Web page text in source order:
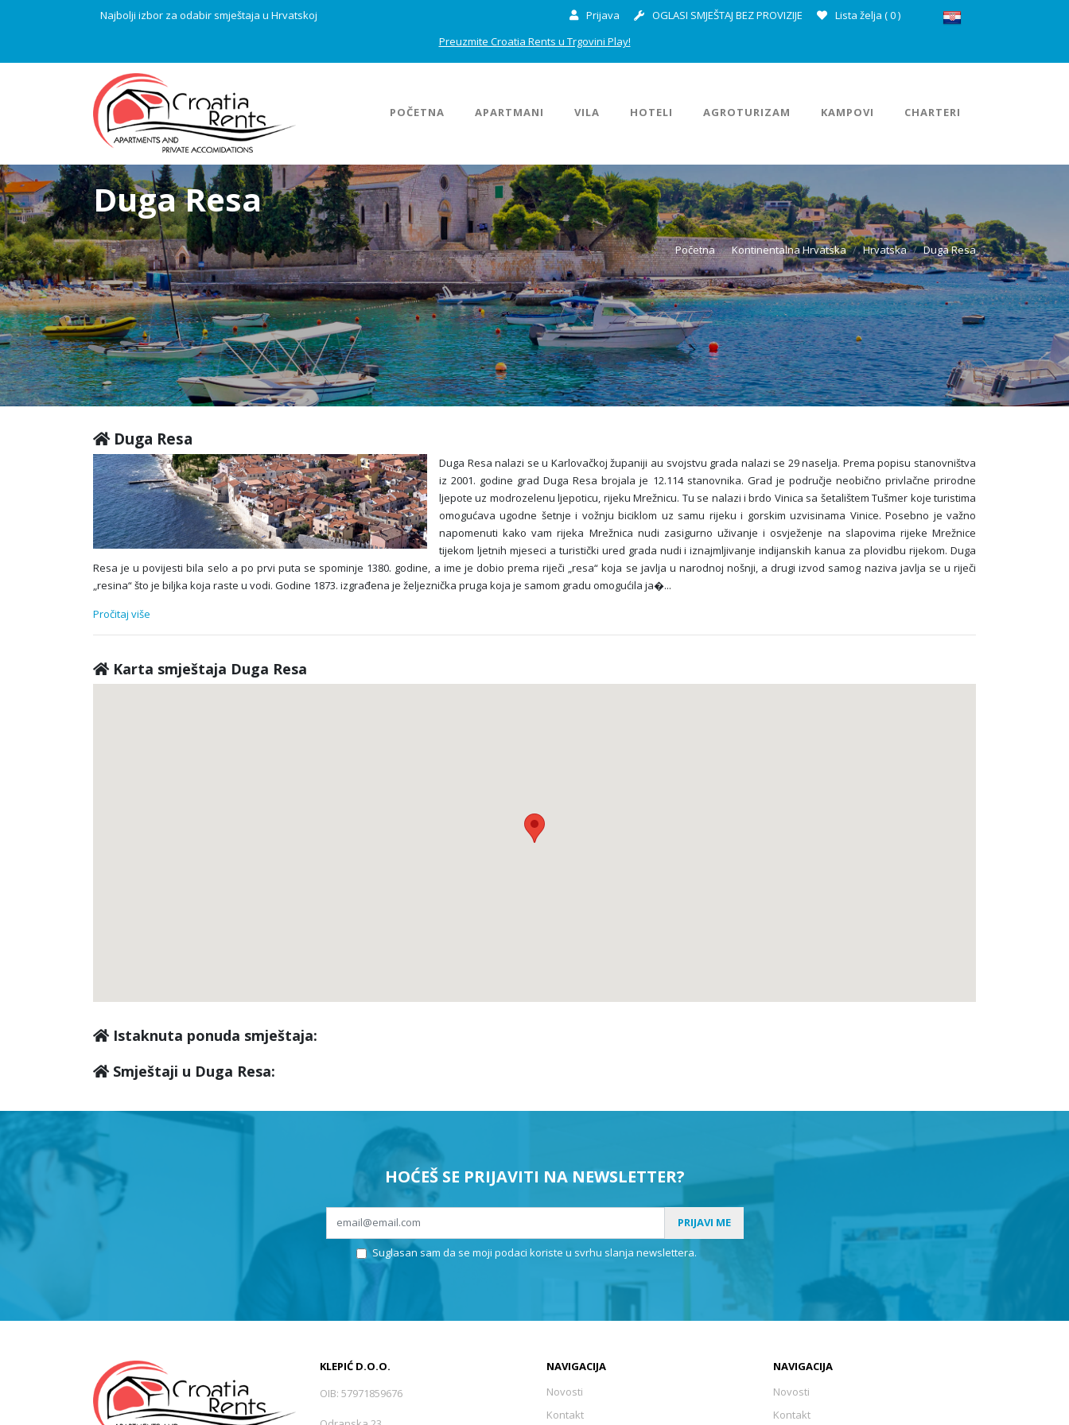
Najbolji izbor za odabir smještaja u Hrvatskoj Prijava OGLASI SMJEŠTAJ BEZ PROVIZIJE Lista želja (0)
Preuzmite Croatia Rents u Trgovini Play!
POČETNA APARTMANI VILA HOTELI AGROTURIZAM KAMPOVI CHARTERI
Duga Resa
Početna Kontinentalna Hrvatska Hrvatska Duga Resa
Duga Resa
Duga Resa nalazi se u Karlovačkoj županiji au svojstvu grada nalazi se 29 naselja. Prema popisu stanovništva
iz 2001. godine grad Duga Resa brojala je 12.114 stanovnika. Grad je područje neobično privlačne prirodne
ljepote uz modrozelenu ljepoticu, rijeku Mrežnicu. Tu se nalazi i brdo Vinica sa šetalištem Tušmer koje turistima
omogućava ugodne šetnje i vožnju biciklom uz samu rijeku i gorskim uzvisinama Vinice. Posebno je važno
napomenuti kako vam rijeka Mrežnica nudi zasigurno uživanje i osvježenje na slapovima rijeke Mrežnice
tijekom ljetnih mjeseci a turistički ured grada nudi i iznajmljivanje indijanskih kanua za plovidbu rijekom. Duga
Resa je u povijesti bila selo a po prvi puta se spominje 1380. godine, a ime je dobio prema riječi „resa“ koja se javlja u narodnoj nošnji, a drugi izvod samog naziva javlja se u riječi
„resina“ što je biljka koja raste u vodi. Godine 1873. izgrađena je željeznička pruga koja je samom gradu omogućila ja�...
Pročitaj više
Karta smještaja Duga Resa
Istaknuta ponuda smještaja:
Smještaji u Duga Resa:
HOĆEŠ SE PRIJAVITI NA NEWSLETTER?
PRIJAVI ME
Suglasan sam da se moji podaci koriste u svrhu slanja newslettera.
KLEPIĆ D.O.O.
OIB: 57971859676
NAVIGACIJA
Novosti
Kontakt
NAVIGACIJA
Novosti
Kontakt